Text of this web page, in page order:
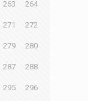
263 264
271 272
279 280
287 288
295 296